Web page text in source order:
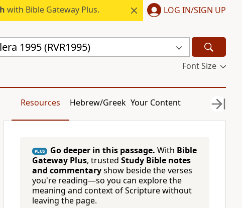
with Bible Gateway Plus. LOG IN/SIGN UP
1995 (RVR1995)
Font Size
Resources Hebrew/Greek Your Content
PLUS Go deeper in this passage. With Bible
Gateway Plus, trusted Study Bible notes
and commentaryshow beside the verses
you're reading—so you can explore the
meaning and context of Scripture without
leaving the page.